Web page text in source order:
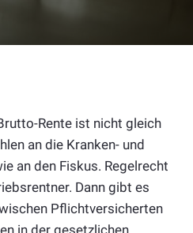
Rente ist nicht gleich
an die Kranken- und
an den Fiskus. Regelrecht
Dann gibt es
Pflichtversicherten
in der gesetzlichen